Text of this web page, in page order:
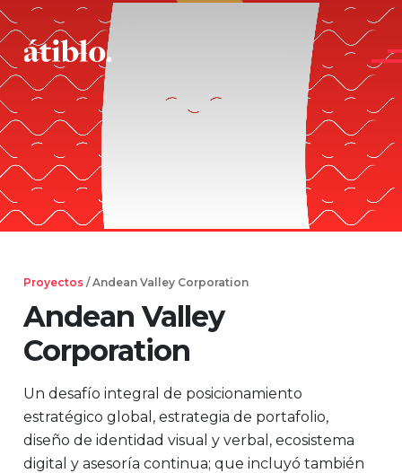
Main Navigation
Proyectos / Andean Valley Corporation
Andean Valley
Corporation
Un desafío integral de posicionamiento
estratégico global, estrategia de portafolio,
diseño de identidad visual y verbal, ecosistema
digital y asesoría continua; que incluyó también